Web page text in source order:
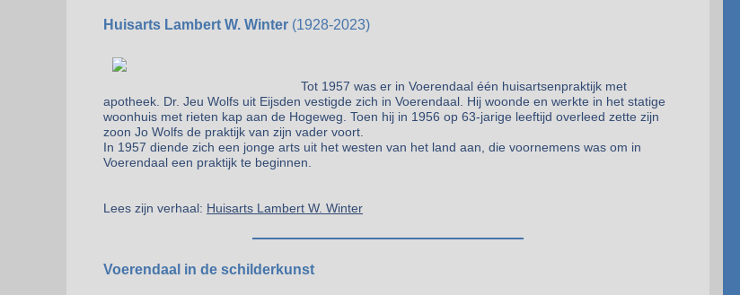
Huisarts Lambert W. Winter (1928-2023)
Tot 1957 was er in Voerendaal één huisartsenpraktijk met
apotheek. Dr. Jeu Wolfs uit Eijsden vestigde zich in Voerendaal. Hij woonde en werkte in het statige
woonhuis met rieten kap aan de Hogeweg. Toen hij in 1956 op 63-jarige leeftijd overleed zette zijn
zoon Jo Wolfs de praktijk van zijn vader voort.
In 1957 diende zich een jonge arts uit het westen van het land aan, die voornemens was om in
Voerendaal een praktijk te beginnen.
Lees zijn verhaal: Huisarts Lambert W. Winter
Voerendaal in de schilderkunst